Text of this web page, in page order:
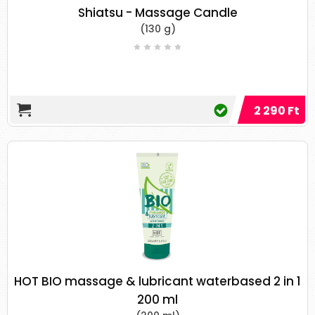
a fájó ízületeket.
A földimogyoró olaj hidratáló hatással van
a bőrre anélkül, hogy növelné
hogy a földimogyoró-olaj táplálja a bőrt,
energiát ad a testének, és enyhíti az
rendszeresen használja.
Tápláló és enyhe aromájának
köszönhetően a földimogyoró-olajat
főként aromaterápiás masszázsokhoz
használják, amely fiatalító és pihentető.
Úgy gondolják, hogy a szezámmag olajjal
végzett masszázs erősíti a testet, az izmokat,
Shiatsu - Massage Candle
(130 g)
2 290 Ft
HOT BIO massage & lubricant waterbased 2 in 1
200 ml